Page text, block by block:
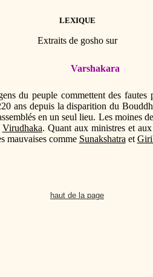
LEXIQUE
Extraits de gosho sur
Varshakara
du peuple commettent des
ans depuis la disparition du
en un seul lieu. Les moines
Virudhaka. Quant aux ministres et
mauvaises comme Sunakshatra et
haut de la page